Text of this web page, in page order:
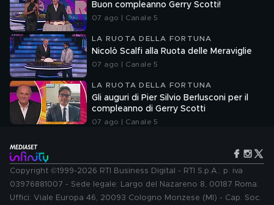
Buon compleanno Gerry Scotti!
07 ago | Canale 5
LA RUOTA DELLA FORTUNA
Nicolò Scalfi alla Ruota delle Meraviglie
07 ago | Canale 5
LA RUOTA DELLA FORTUNA
Gli auguri di Pier Silvio Berlusconi per il
compleanno di Gerry Scotti
07 ago | Canale 5
Copyright ©1999-2026 RTI Business Digital - RTI S.p.A.: p. iva
03976881007 - Sede legale: Largo del Nazareno 8, 00187 Roma.
Uffici: Viale Europa 46, 20093 Cologno Monzese (MI) - Cap. Soc.